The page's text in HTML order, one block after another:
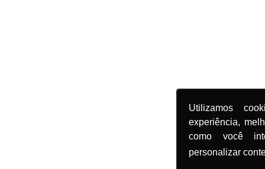
Utilizamos
experiência,
como você
personalizar